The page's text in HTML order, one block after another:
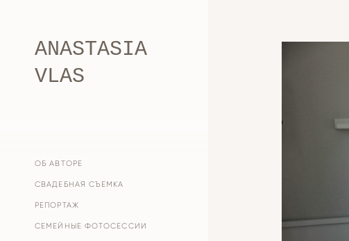
ANASTASIA
VLAS
ОБ АВТОРЕ
СВАДЕБНАЯ СЪЕМКА
РЕПОРТАЖ
СЕМЕЙНЫЕ ФОТОСЕССИИ